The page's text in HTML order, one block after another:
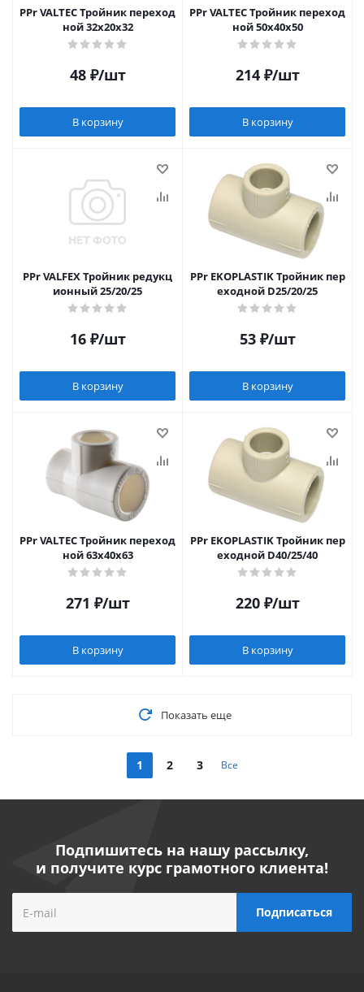
PPr VALTEC Тройник переход
ной 32х20х32
48₽/шт
В корзину
PPr VALTEC Тройник переход
ной 50х40х50
214₽/шт
В корзину
PPr VALFEX Тройник редукц
ионный 25/20/25
16₽/шт
В корзину
PPr EKOPLASTIK Тройник пер
еходной D25/20/25
53₽/шт
В корзину
PPr VALTEC Тройник переход
ной 63х40х63
271 ₽/шт
В корзину
PPr EKOPLASTIK Тройник пер
еходной D40/25/40
220₽/шт
В корзину
Показать еще
1 2 3 Все
Подпишитесь на нашу рассылку,
и получите курс грамотного клиента!